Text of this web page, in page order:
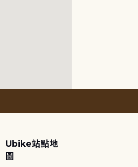
Ubike站點地
圖